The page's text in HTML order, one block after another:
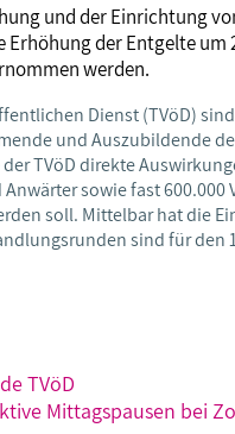
und der Einrichtung
der Entgelte um
werden.
Dienst (TVöD)
und Auszubildende
TVöD direkte
sowie fast
soll. Mittelbar hat die
sind für den
TVöD
Mittagspausen bei